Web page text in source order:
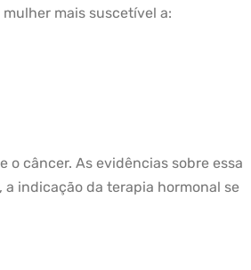
mais suscetível a:
o câncer. As evidências sobre essa
indicação da terapia hormonal se